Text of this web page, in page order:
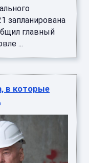
запланирована
главный
...
в которые